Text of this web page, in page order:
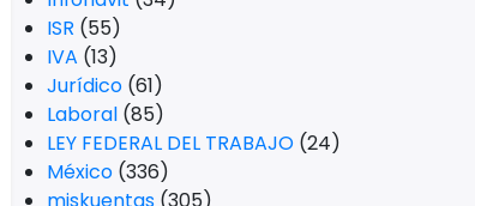
ISR (55)
IVA (13)
Jurídico (61)
Laboral (85)
LEY FEDERAL DEL TRABAJO (24)
México (336)